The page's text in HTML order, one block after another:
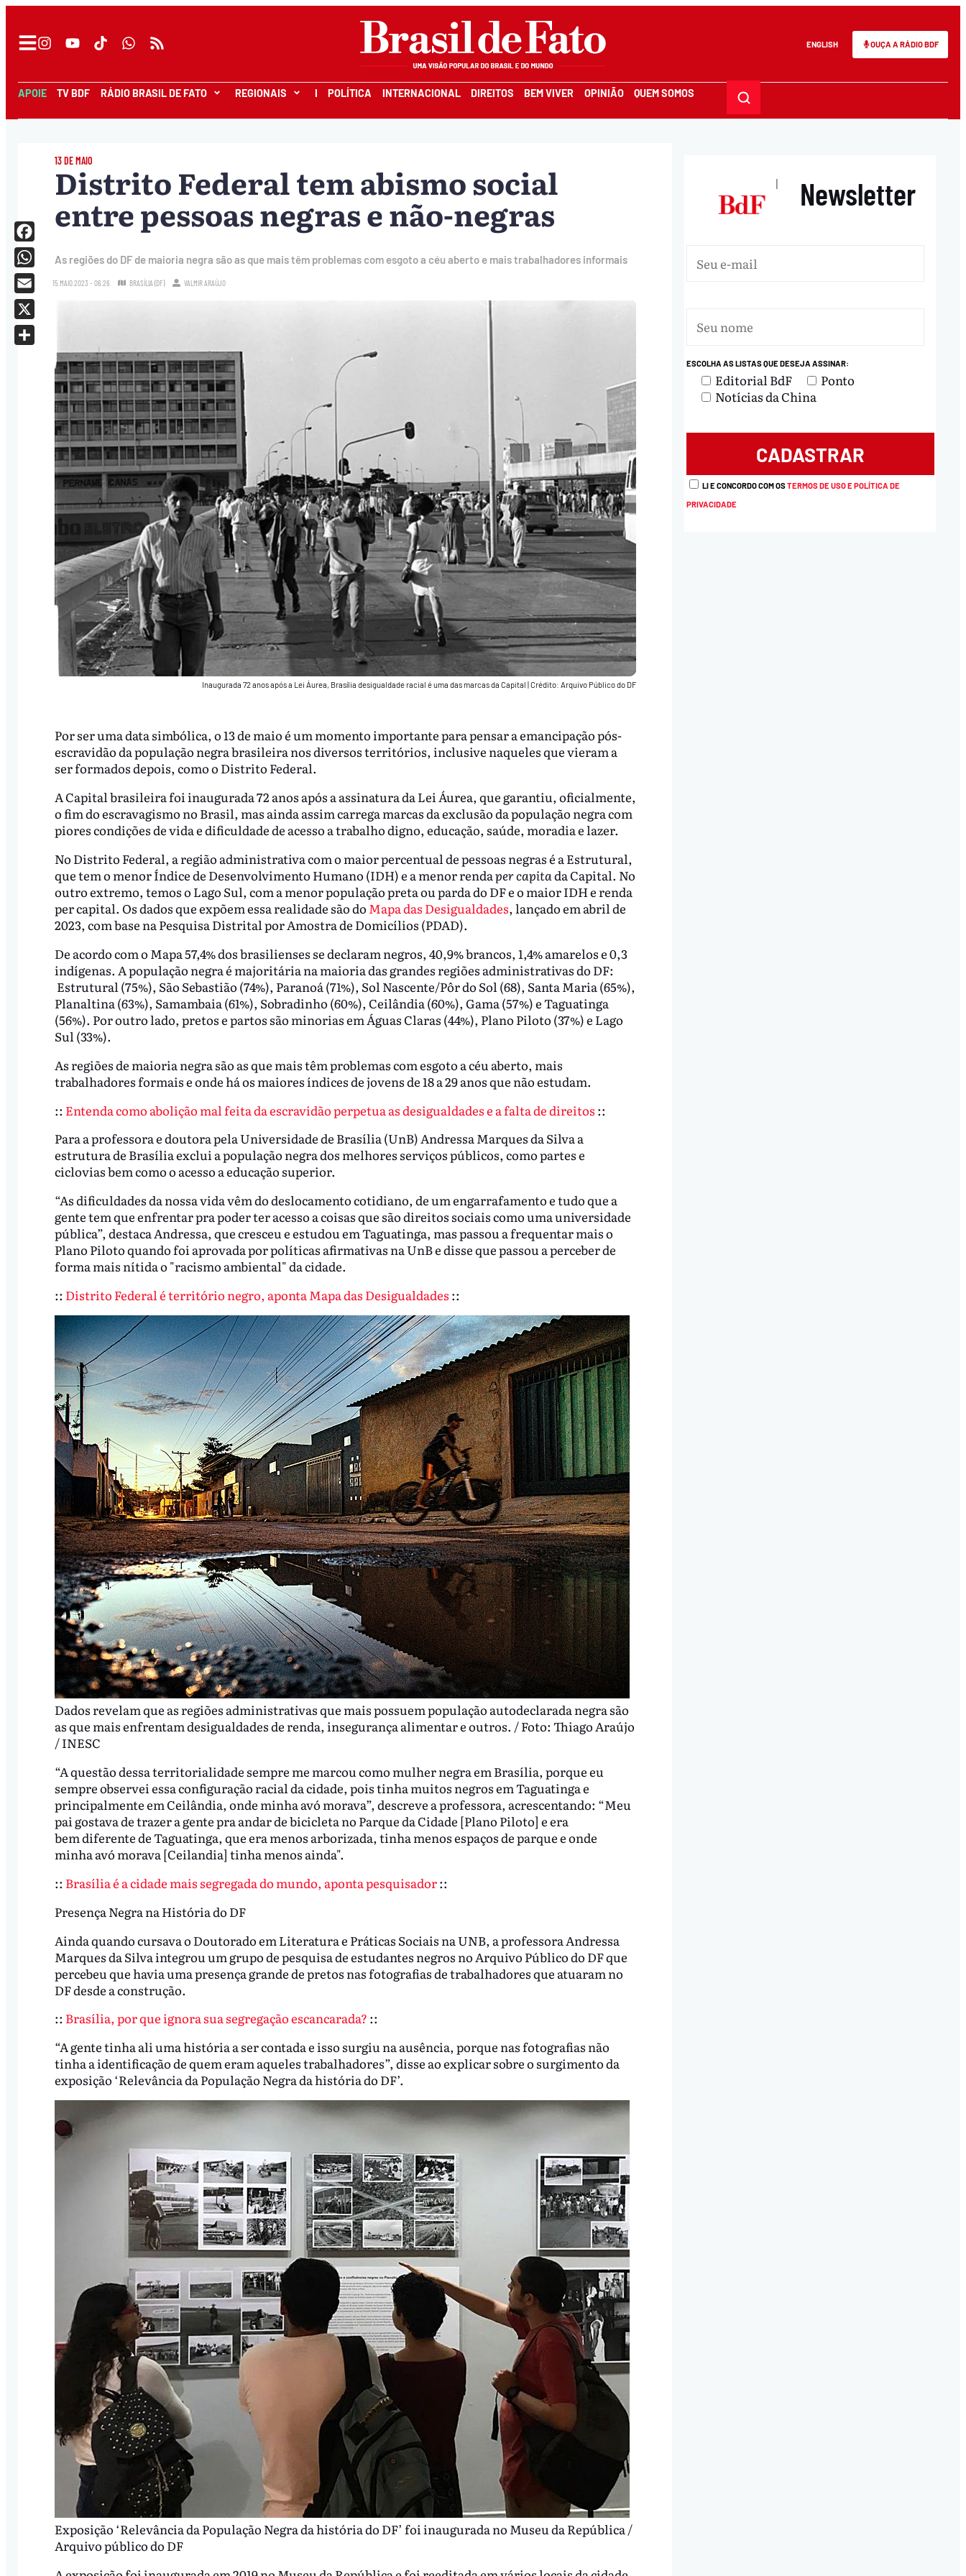
ENGLISH OUÇA A RÁDIO BDF
APOIE TV BDF RÁDIO BRASIL DE FATO REGIONAIS I POLÍTICA INTERNACIONAL DIREITOS BEM VIVER OPINIÃO QUEM SOMOS
13 DE MAIO
Distrito Federal tem abismo social
entre pessoas negras e não-negras
As regiões do DF de maioria negra são as que mais têm problemas com esgoto a céu aberto e mais trabalhadores informais
15.MAIO.2023 - 06:26 BRASÍLIA (DF) VALMIR ARAÚJO
Inaugurada 72 anos após a Lei Áurea, Brasília desigualdade racial é uma das marcas da Capital |Crédito: Arquivo Público do DF
Por ser uma data simbólica, o 13 de maio é um momento importante para pensar a emancipação pós-
escravidão da população negra brasileira nos diversos territórios, inclusive naqueles que vieram a
ser formados depois, como o Distrito Federal.
A Capital brasileira foi inaugurada 72 anos após a assinatura da Lei Áurea, que garantiu, oficialmente,
o fim do escravagismo no Brasil, mas ainda assim carrega marcas da exclusão da população negra com
piores condições de vida e dificuldade de acesso a trabalho digno, educação, saúde, moradia e lazer.
No Distrito Federal, a região administrativa com o maior percentual de pessoas negras é a Estrutural,
que tem o menor Índice de Desenvolvimento Humano (IDH) e a menor rendaper capita da Capital. No
outro extremo, temos o Lago Sul, com a menor população preta ou parda do DF e o maior IDH e renda
per capital. Os dados que expõem essa realidade são do Mapa das Desigualdades, lançado em abril de
2023, com base na Pesquisa Distrital por Amostra de Domicílios (PDAD).
De acordo com o Mapa 57,4% dos brasilienses se declaram negros, 40,9% brancos, 1,4% amarelos e 0,3
indígenas. A população negra é majoritária na maioria das grandes regiões administrativas do DF:
Estrutural (75%), São Sebastião (74%), Paranoá (71%), Sol Nascente/Pôr do Sol (68), Santa Maria (65%),
Planaltina (63%), Samambaia (61%), Sobradinho (60%), Ceilândia (60%), Gama (57%) e Taguatinga
(56%). Por outro lado, pretos e partos são minorias em Águas Claras (44%), Plano Piloto (37%) e Lago
Sul (33%).
As regiões de maioria negra são as que mais têm problemas com esgoto a céu aberto, mais
trabalhadores formais e onde há os maiores índices de jovens de 18 a 29 anos que não estudam.
:: Entenda como abolição mal feita da escravidão perpetua as desigualdades e a falta de direitos ::
Para a professora e doutora pela Universidade de Brasília (UnB) Andressa Marques da Silva a
estrutura de Brasília exclui a população negra dos melhores serviços públicos, como partes e
ciclovias bem como o acesso a educação superior.
“As dificuldades da nossa vida vêm do deslocamento cotidiano, de um engarrafamento e tudo que a
gente tem que enfrentar pra poder ter acesso a coisas que são direitos sociais como uma universidade
pública”, destaca Andressa, que cresceu e estudou em Taguatinga, mas passou a frequentar mais o
Plano Piloto quando foi aprovada por políticas afirmativas na UnB e disse que passou a perceber de
forma mais nítida o "racismo ambiental" da cidade.
:: Distrito Federal é território negro, aponta Mapa das Desigualdades ::
Dados revelam que as regiões administrativas que mais possuem população autodeclarada negra são
as que mais enfrentam desigualdades de renda, insegurança alimentar e outros. / Foto: Thiago Araújo
/ INESC
“A questão dessa territorialidade sempre me marcou como mulher negra em Brasília, porque eu
sempre observei essa configuração racial da cidade, pois tinha muitos negros em Taguatinga e
principalmente em Ceilândia, onde minha avó morava”, descreve a professora, acrescentando: “Meu
pai gostava de trazer a gente pra andar de bicicleta no Parque da Cidade [Plano Piloto] e era
bem diferente de Taguatinga, que era menos arborizada, tinha menos espaços de parque e onde
minha avó morava [Ceilandia] tinha menos ainda".
:: Brasília é a cidade mais segregada do mundo, aponta pesquisador::
Presença Negra na História do DF
Ainda quando cursava o Doutorado em Literatura e Práticas Sociais na UNB, a professora Andressa
Marques da Silva integrou um grupo de pesquisa de estudantes negros no Arquivo Público do DF que
percebeu que havia uma presença grande de pretos nas fotografias de trabalhadores que atuaram no
DF desde a construção.
:: Brasília, por que ignora sua segregação escancarada? ::
“A gente tinha ali uma história a ser contada e isso surgiu na ausência, porque nas fotografias não
tinha a identificação de quem eram aqueles trabalhadores”, disse ao explicar sobre o surgimento da
exposição ‘Relevância da População Negra da história do DF’.
Exposição ‘Relevância da População Negra da história do DF’ foi inaugurada no Museu da República /
Arquivo público do DF
Facebook
WhatsApp
Email
X
| Newsletter
ESCOLHA AS LISTAS QUE DESEJA ASSINAR:
Editorial BdF
Ponto
Notícias da China
LI E CONCORDO COM OSTERMOS DE USO E POLÍTICA DE
PRIVACIDADE